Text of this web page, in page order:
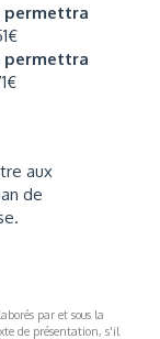
permettra
permettra
aux
de
par et sous la
de présentation, s'il